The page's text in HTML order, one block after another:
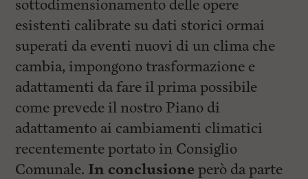
sottodimensionamento delle opere
esistenti calibrate su dati storici ormai
superati da eventi nuovi di un clima che
cambia, impongono trasformazione e
adattamenti da fare il prima possibile
come prevede il nostro Piano di
adattamento ai cambiamenti climatici
recentemente portato in Consiglio
Comunale. In conclusione però da parte